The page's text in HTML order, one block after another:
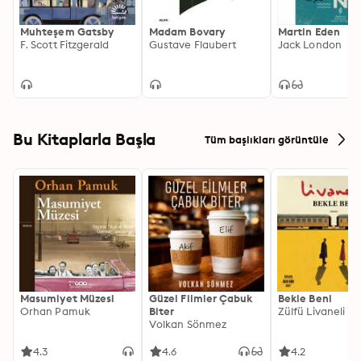
Muhteşem Gatsby
F. Scott Fitzgerald
Madam Bovary
Gustave Flaubert
Martin Eden
Jack London
Bu Kitaplarla Başla Tüm başlıkları görüntüle
Masumiyet Müzesi
Orhan Pamuk
4.3
Güzel Filmler Çabuk
Biter
Volkan Sönmez
4.6
Bekle Beni
Zülfü Livaneli
4.2